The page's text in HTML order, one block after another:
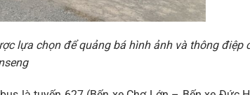
lựa chọn để quảng bá hình ảnh và thông điệp